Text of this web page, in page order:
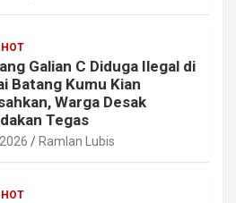
Galian C Diduga Ilegal di
Batang Kumu Kian
Warga Desak
Tegas
Ramlan Lubis